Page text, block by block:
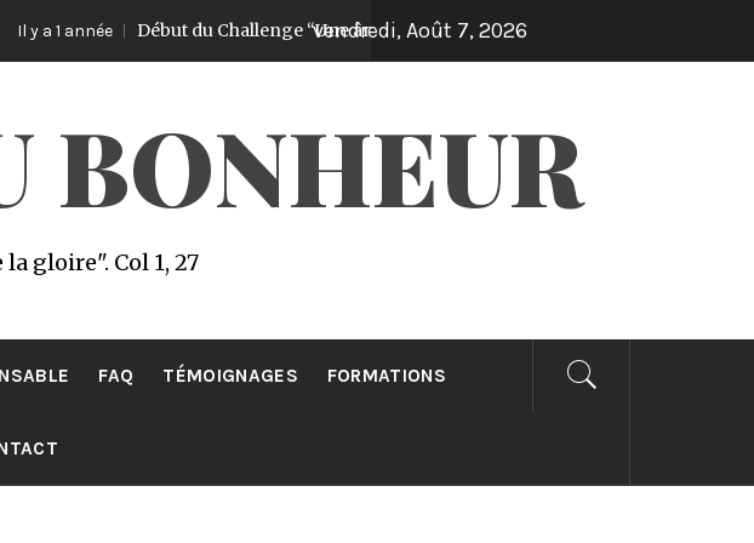
Début du Challenge “Une âme gagnée par jour pendant 30 jours”!
vendredi, Août 7, 2026
BONHEUR
gloire". Col 1, 27
FAQ TÉMOIGNAGES FORMATIONS